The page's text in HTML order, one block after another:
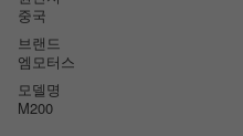
중국
브랜드
엠모터스
모델명
M200